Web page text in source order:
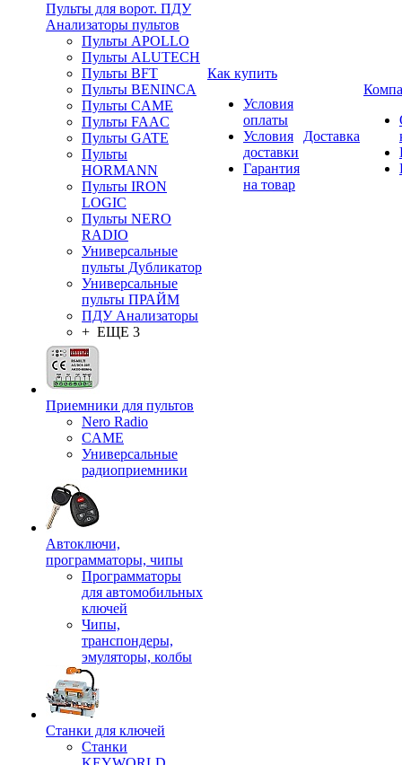
Пульты для ворот. ПДУ
Анализаторы пультов
Пульты APOLLO
Пульты ALUTECH
Пульты BFT
Пульты BENINCA
Пульты CAME
Пульты FAAC
Пульты GATE
Пульты
HORMANN
Пульты IRON
LOGIC
Пульты NERO
RADIO
Универсальные
пульты Дубликатор
Универсальные
пульты ПРАЙМ
ПДУ Анализаторы
+ ЕЩЕ 3
Приемники для пультов
Nero Radio
CAME
Универсальные
радиоприемники
Автоключи,
программаторы, чипы
Программаторы
для автомобильных
ключей
Чипы,
транспондеры,
эмуляторы, колбы
Станки для ключей
Станки
Как купить
Условия
оплаты
Условия
доставки
Гарантия
на товар
Доставка